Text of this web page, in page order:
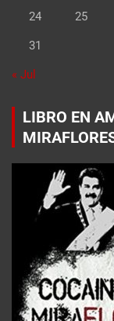
24 25
31
« Jul
LIBRO EN